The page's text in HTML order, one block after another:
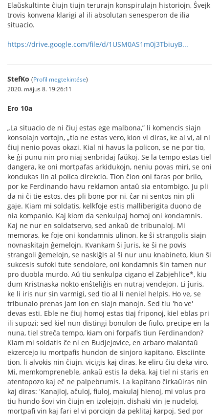
Elaŭskultinte ĉiujn tiujn terurajn konspirulajn historiojn, Ŝvejk
trovis konvena klarigi al ili absolutan senesperon de ilia
situacio.
https://drive.google.com/file/d/1USM0AS1m0j3TbiuyB...
StefKo (Profil megtekintése)
2020. május 8. 19:26:11
Ero 10a
„La situacio de ni ĉiuj estas ege malbona,” li komencis siajn
konsolajn vortojn, „tio ne estas vero, kion vi diras, ke al vi, al ni
ĉiuj nenio povas okazi. Kial ni havus la policon, se ne por tio,
ke ĝi punu nin pro niaj senbridaj faŭkoj. Se la tempo estas tiel
dangera, ke oni mortpafas arkidukojn, neniu povas miri, se oni
kondukas lin al polica direkcio. Tion ĉion oni faras por brilo,
por ke Ferdinando havu reklamon antaŭ sia entombigo. Ju pli
da ni ĉi tie estos, des pli bone por ni, ĉar ni sentos nin pli
gaje. Kiam mi soldatis, kelkfoje estis malliberigita duono de
nia kompanio. Kaj kiom da senkulpaj homoj oni kondamnis.
Kaj ne nur en soldatservo, sed ankaŭ de tribunaloj. Mi
memoras, ke foje oni kondamnis ulinon, ke ŝi strangolis siajn
novnaskitajn ĝemelojn. Kvankam ŝi ĵuris, ke ŝi ne povis
strangoli ĝemelojn, se naskiĝis al ŝi nur unu knabineto, kiun ŝi
sukcesis sufoki tute sendolore, oni kondamnis ŝin tamen nur
pro duobla murdo. Aŭ tiu senkulpa cigano el Zabjehlice*, kiu
dum Kristnaska nokto enŝteliĝis en nutraj vendejon. Li ĵuris,
ke li iris nur sin varmigi, sed tio al li neniel helpis. Ho ve, se
tribunalo prenas jam ion en siajn manojn. Sed tiu 'ho ve'
devas esti. Eble ne ĉiuj homoj estas tiaj friponoj, kiel eblas pri
ili supozi; sed kiel nun distingi bonulon de ﬁulo, precipe en la
nuna, tiel streĉa tempo, kiam oni forpaﬁs tiun Ferdinandon?
Kiam mi soldatis ĉe ni en Budjejovice, en arbaro malantaŭ
ekzercejo iu mortpaﬁs hundon de sinjoro kapitano. Eksciinte
tion, li alvokis nin ĉiujn, vicigis kaj diras, ke eliru ĉiu deka viro.
Mi, memkompreneble, ankaŭ estis la deka, kaj tiel ni staris en
atentopozo kaj eĉ ne palpebrumis. La kapitano ĉirkaŭiras nin
kaj diras: 'Kanajloj, aĉuloj, ﬁuloj, makulaj hienoj, mi volus pro
tiu hundo ŝovi vin ĉiujn en izolejojn, dishaki vin je nudeloj,
mortpaﬁ vin kaj fari el vi porciojn da peklitaj karpoj. Sed por